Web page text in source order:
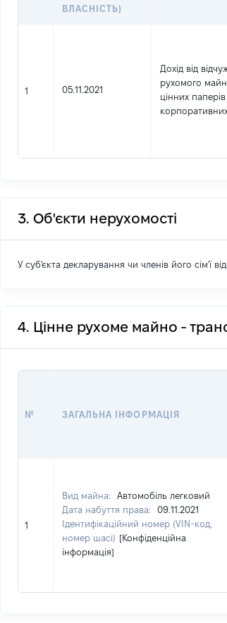
ВЛАСНІСТЬ)
1 05.11.2021
Дохід від
рухомого
цінних паперів
3. Об'єкти нерухомості
У суб'єкта декларування чи членів його сім'ї
4. Цінне рухоме майно -
№ ЗАГАЛЬНА ІНФОРМАЦІЯ
1
Вид майна:
Автомобіль легковий
Дата набуття права:
09.11.2021
Ідентифікаційний номер (VIN-код,
номер шасі) [Конфіденційна
інформація]